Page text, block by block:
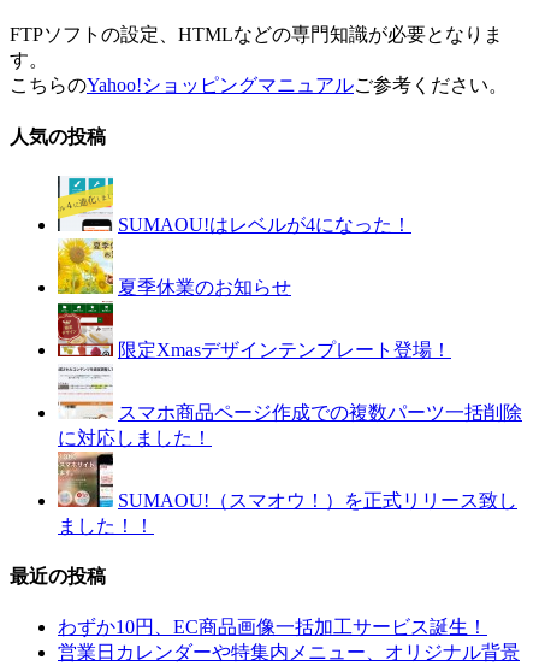
FTPソフトの設定、HTMLなどの専門知識が必要となりま
す。
こちらのYahoo!ショッピングマニュアルご参考ください。
人気の投稿
SUMAOU!はレベルが4になった！
夏季休業のお知らせ
限定Xmasデザインテンプレート登場！
スマホ商品ページ作成での複数パーツ一括削除
に対応しました！
SUMAOU!（スマオウ！）を正式リリース致し
ました！！
最近の投稿
わずか10円、EC商品画像一括加工サービス誕生！
営業日カレンダーや特集内メニュー、オリジナル背景